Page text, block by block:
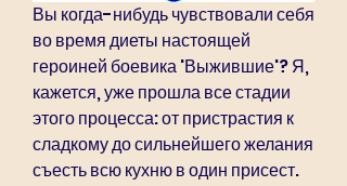
Вы когда-нибудь чувствовали себя
во время диеты настоящей
героиней боевика 'Выжившие'? Я,
кажется, уже прошла все стадии
этого процесса: от пристрастия к
сладкому до сильнейшего желания
съесть всю кухню в один присест.